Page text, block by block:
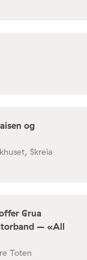
og
Skreia
Grua
– «All
Toten